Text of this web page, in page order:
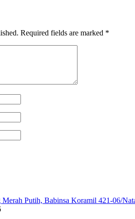
Required fields are marked *
Merah Putih, Babinsa Koramil 421-06/